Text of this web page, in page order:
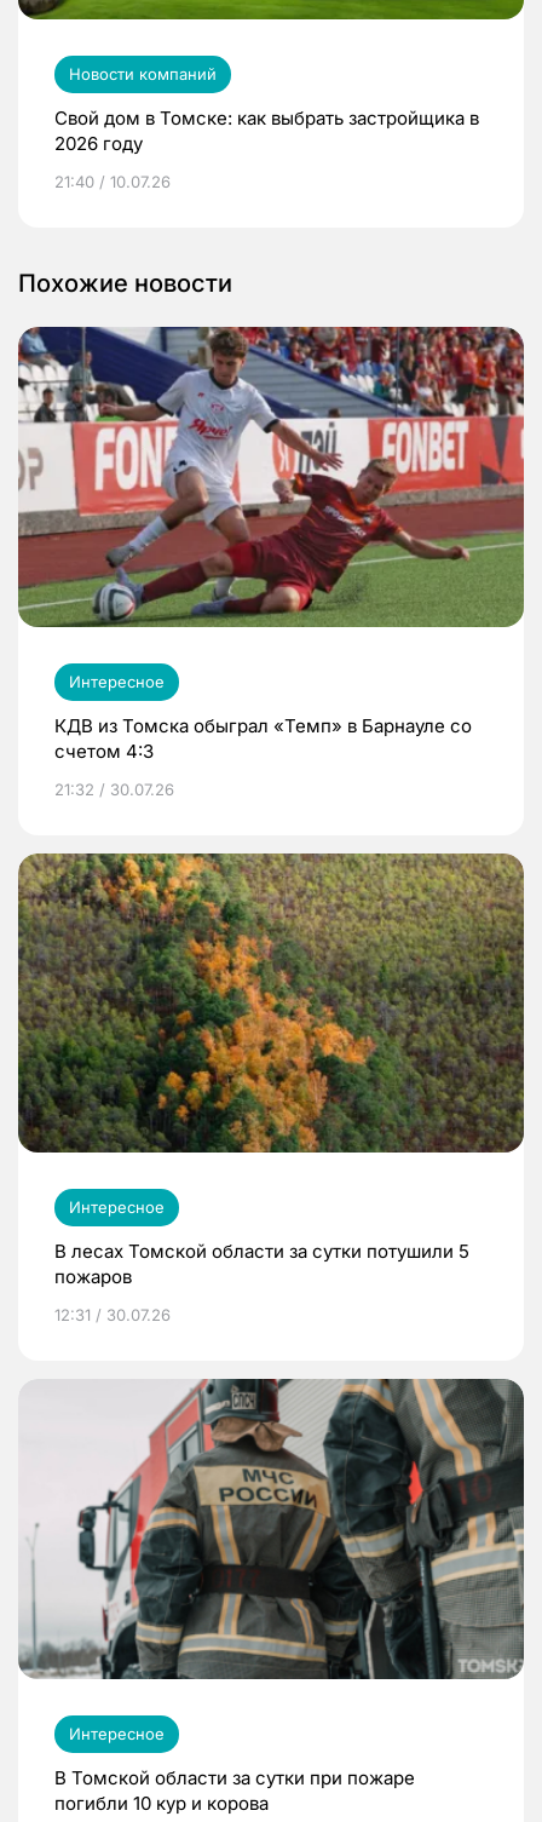
Новости компаний
Свой дом в Томске: как выбрать застройщика в
2026 году
21:40 / 10.07.26
Похожие новости
Интересное
КДВ из Томска обыграл «Темп» в Барнауле со
счетом 4:3
21:32 / 30.07.26
Интересное
В лесах Томской области за сутки потушили 5
пожаров
12:31 / 30.07.26
Интересное
В Томской области за сутки при пожаре
погибли 10 кур и корова